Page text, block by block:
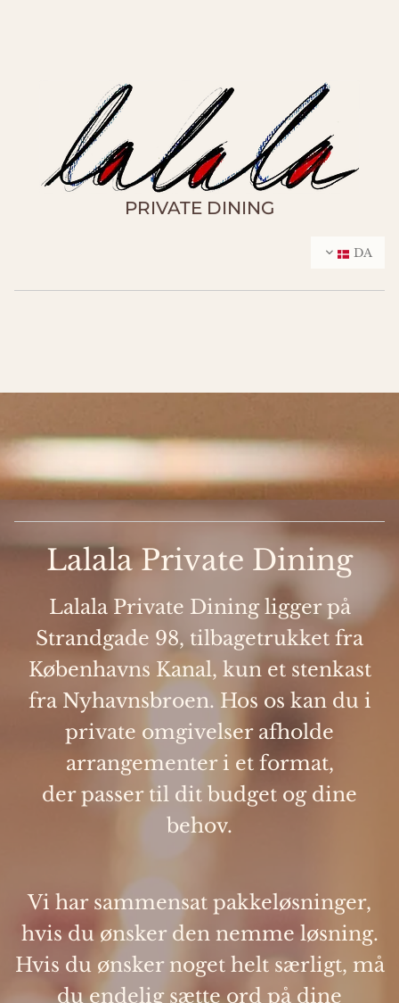
PRIVATE DINING
DA
Lalala Private Dining
Lalala Private Dining ligger på
Strandgade 98, tilbagetrukket fra
Københavns Kanal, kun et stenkast
fra Nyhavnsbroen. Hos os kan du i
private omgivelser afholde
arrangementer i et format,
der passer til dit budget og dine
behov.
Vi har sammensat pakkeløsninger,
hvis du ønsker den nemme løsning.
Hvis du ønsker noget helt særligt, må
du endelig sætte ord på dine